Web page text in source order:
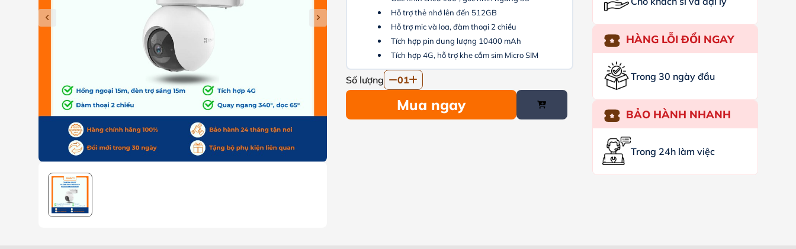
Hỗ trợ thẻ nhớ lên đến 512GB
Hỗ trợ mic và loa, đàm thoại 2 chiều
Tích hợp pin dung lượng 10400 mAh
Tích hợp 4G, hỗ trợ khe cắm sim Micro SIM
Số lượng 01
Mua ngay
HÀNG LỖI ĐỔI NGAY
Trong 30 ngày đầu
BẢO HÀNH NHANH
Trong 24h làm việc